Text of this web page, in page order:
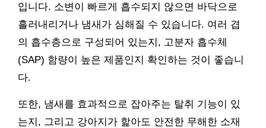
입니다. 소변이 빠르게 흡수되지 않으면 바닥으로
흘러내리거나 냄새가 심해질 수 있습니다. 여러 겹
의 흡수층으로 구성되어 있는지, 고분자 흡수체
(SAP) 함량이 높은 제품인지 확인하는 것이 좋습니
다.
또한, 냄새를 효과적으로 잡아주는 탈취 기능이 있
는지, 그리고 강아지가 핥아도 안전한 무해한 소재